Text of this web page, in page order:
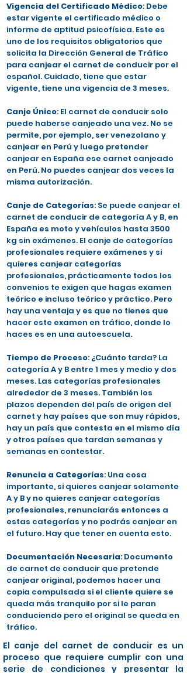
Vigencia del Certificado Médico: Debe
estar vigente el certificado médico o
informe de aptitud psicofísica. Este es
uno de los requisitos obligatorios que
solicita la Dirección General de Tráfico
para canjear el carnet de conducir por el
español. Cuidado, tiene que estar
vigente, tiene una vigencia de 3 meses.
Canje Único: El carnet de conducir solo
puede haberse canjeado una vez. No se
permite, por ejemplo, ser venezolano y
canjear en Perú y luego pretender
canjear en España ese carnet canjeado
en Perú. No puedes canjear dos veces la
misma autorización.
Canje de Categorías: Se puede canjear el
carnet de conducir de categoría A y B, en
España es moto y vehículos hasta 3500
kg sin exámenes. El canje de categorías
profesionales requiere exámenes y si
quieres canjear categorías
profesionales, prácticamente todos los
convenios te exigen que hagas examen
teórico e incluso teórico y práctico. Pero
hay una ventaja y es que no tienes que
hacer este examen en tráfico, donde lo
haces es en una autoescuela.
Tiempo de Proceso: ¿Cuánto tarda? La
categoría A y B entre 1 mes y medio y dos
meses. Las categorías profesionales
alrededor de 3 meses. También los
plazos dependen del país de origen del
carnet y hay países que son muy rápidos,
hay un país que contesta en el mismo día
y otros países que tardan semanas y
semanas en contestar.
Renuncia a Categorías: Una cosa
importante, si quieres canjear solamente
A y B y no quieres canjear categorías
profesionales, renunciarás entonces a
estas categorías y no podrás canjear en
el futuro. Hay que tener en cuenta esto.
Documentación Necesaria: Documento
de carnet de conducir que pretende
canjear original, podemos hacer una
copia compulsada si el cliente quiere se
queda más tranquilo por si le paran
conduciendo pero el original se queda en
tráfico.
El canje del carnet de conducir es un
proceso que requiere cumplir con una
serie de condiciones y presentar la